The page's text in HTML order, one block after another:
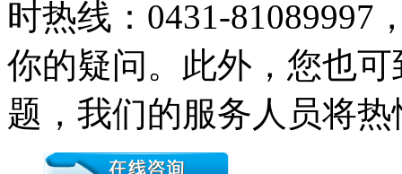
时热线：0431-81089997
你的疑问。此外，您也
题，我们的服务人员将